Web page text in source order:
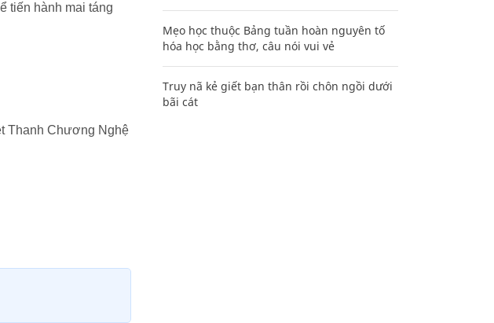
tiến hành mai táng
Thanh Chương Nghệ
Mẹo học thuộc Bảng tuần hoàn nguyên tố
hóa học bằng thơ, câu nói vui vẻ
Truy nã kẻ giết bạn thân rồi chôn ngồi dưới
bãi cát